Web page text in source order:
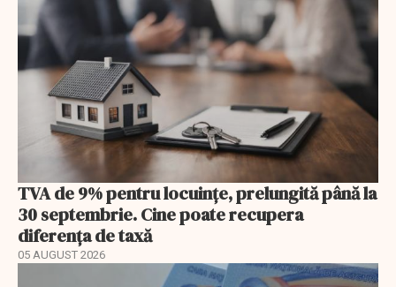
TVA de 9% pentru locuințe, prelungită până la
30 septembrie. Cine poate recupera
diferența de taxă
05 AUGUST 2026